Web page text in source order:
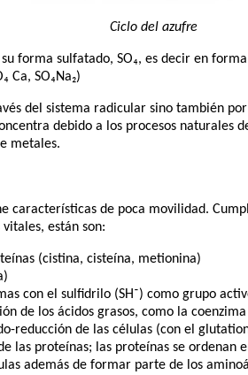
Ciclo del azufre
forma sulfatado, SO₄, es decir en
Ca, SO₄Na₂)
del sistema radicular sino también
debido a los procesos naturales
metales.
características de poca movilidad.
están son:
(cistina, cisteína, metionina)
con el sulfidrilo (SH⁻) como grupo
de los ácidos grasos, como la coenzima
reducción de las células (con el
las proteínas; las proteínas se ordenan
además de formar parte de los